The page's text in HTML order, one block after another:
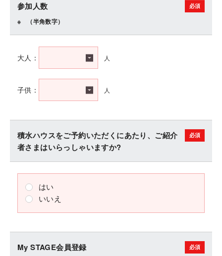
参加人数
（半角数字）
大人： 人
子供： 人
積水ハウスをご予約いただくにあたり、ご紹介
者さまはいらっしゃいますか?
はい
いいえ
My STAGE会員登録